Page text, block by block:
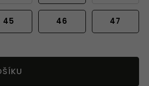
45 46 47